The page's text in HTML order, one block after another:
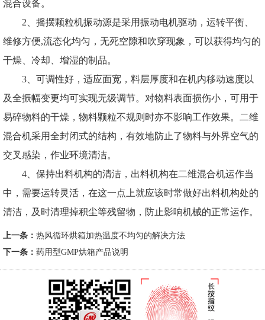
混合设备。
2、摇摆颗粒机振动源是采用振动电机驱动，运转平衡、
维修方便,流态化均匀，无死空隙和吹穿现象，可以获得均匀的
干燥、冷却、增湿的制品。
3、可调性好，适应面宽，料层厚度和在机内移动速度以
及全振幅变更均可实现无级调节。对物料表面损伤小，可用于
易碎物料的干燥，物料颗粒不规则时亦不影响工作效果。二维
混合机采用全封闭式的结构，有效地防止了物料与外界空气的
交叉感染，作业环境清洁。
4、保持出料机构的清洁，出料机构在二维混合机运作当
中，需要运转灵活，在这一点上就应该时常做好出料机构处的
清洁，及时清理掉积尘等残留物，防止影响机械的正常运作。
上一条： 热风循环烘箱加热温度不均匀的解决方法
下一条： 药用型GMP烘箱产品说明